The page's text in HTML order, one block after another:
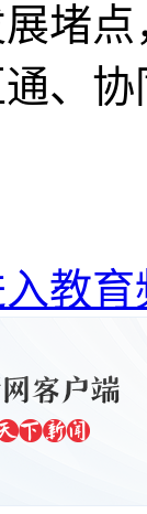
堵
、
教育